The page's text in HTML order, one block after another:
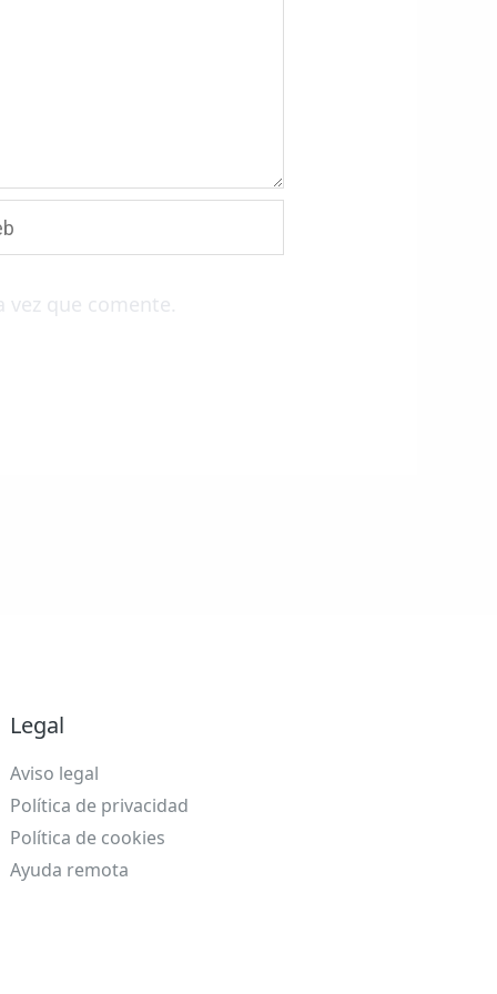
que comente.
Legal
Aviso legal
Política de privacidad
Política de cookies
Ayuda remota